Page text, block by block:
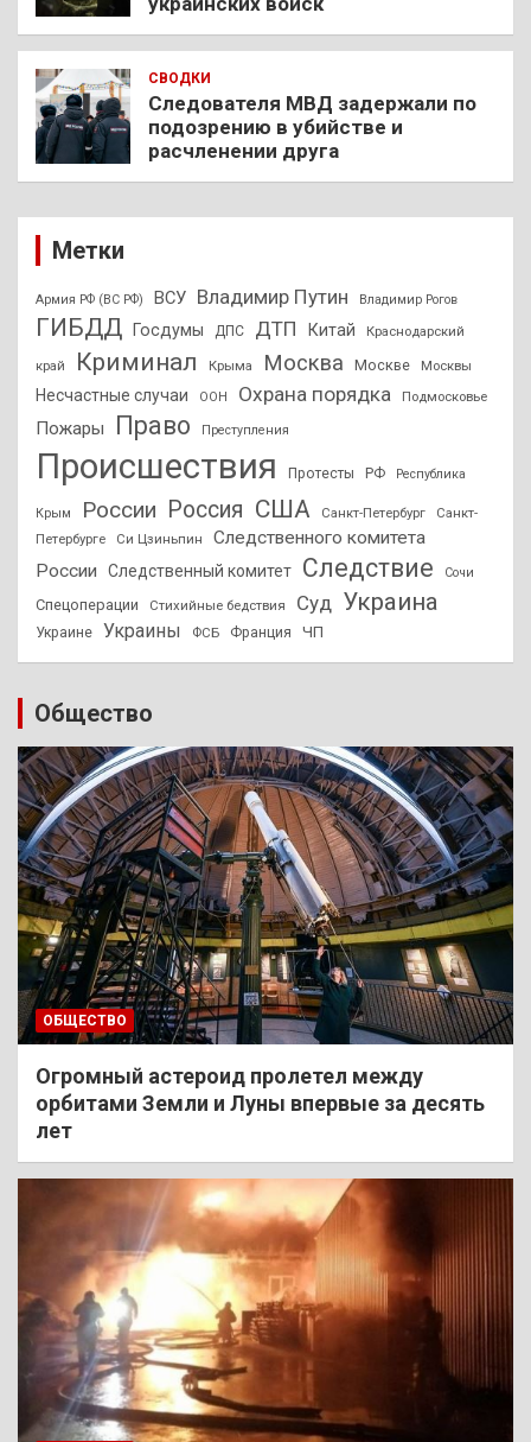
СВОДКИ
Следователя МВД задержали по
подозрению в убийстве и
расчленении друга
Метки
Армия РФ (ВС РФ) ВСУ Владимир Путин Владимир Рогов
ГИБДД Госдумы ДПС ДТП Китай Краснодарский
край Криминал Крыма Москва Москве Москвы
Несчастные случаи ООН Охрана порядка Подмосковье
Пожары Право Преступления
Происшествия Протесты РФ Республика
Крым России Россия США Санкт-Петербург
Санкт-
Петербурге
Си Цзиньпин
Следственного комитета
России
Следственный комитет Следствие Сочи
Спецоперации Стихийные бедствия Суд Украина
Украине Украины ФСБ Франция ЧП
Общество
ОБЩЕСТВО
Огромный астероид пролетел между
орбитами Земли и Луны впервые за десять
лет